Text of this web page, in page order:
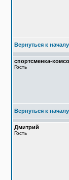
Вернуться к началу
спортсменка-
Гость
Вернуться к началу
Дмитрий
Гость